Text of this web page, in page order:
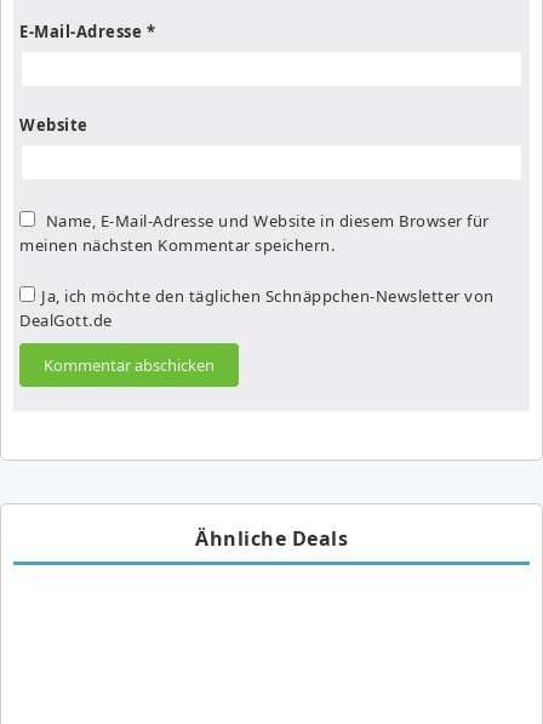
E-Mail-Adresse *
Website
Name, E-Mail-Adresse und Website in diesem Browser für
meinen nächsten Kommentar speichern.
Ja, ich möchte den täglichen Schnäppchen-Newsletter von
DealGott.de
Ähnliche Deals